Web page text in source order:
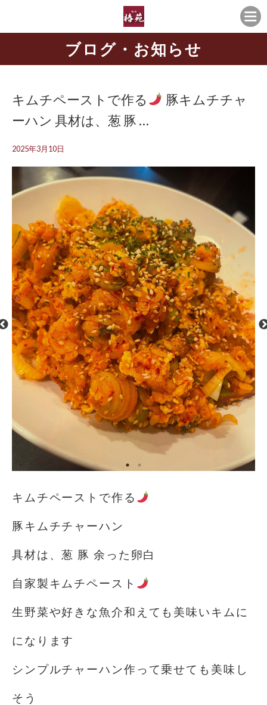
ブログ・お知らせ
キムチペーストで作る
豚キムチチャ
ーハン 具材は、葱 豚 …
2025年3月10日
キムチペーストで作る
豚キムチチャーハン
具材は、葱 豚 余った卵白
自家製キムチペースト
生野菜や好きな魚介和えても美味いキムに
になります
シンプルチャーハン作って乗せても美味し
そう